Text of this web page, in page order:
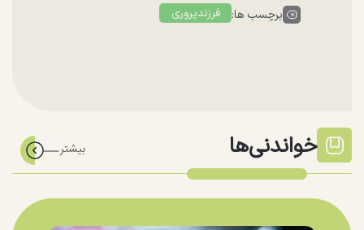
برچسب ها: فرزندپروری
خواندنی‌ها